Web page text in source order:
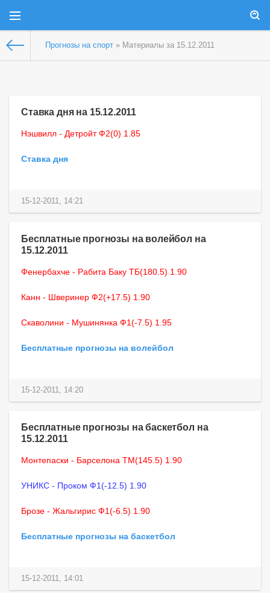
Прогнозы на спорт » Материалы за 15.12.2011
Ставка дня на 15.12.2011
Нэшвилл - Детройт Ф2(0) 1.85
Ставка дня
15-12-2011, 14:21
Бесплатные прогнозы на волейбол на
15.12.2011
Фенербахче - Рабита Баку ТБ(180.5) 1.90
Канн - Шверинер Ф2(+17.5) 1.90
Скаволини - Мушинянка Ф1(-7.5) 1.95
Бесплатные прогнозы на волейбол
15-12-2011, 14:20
Бесплатные прогнозы на баскетбол на
15.12.2011
Монтепаски - Барселона ТМ(145.5) 1.90
УНИКС - Проком Ф1(-12.5) 1.90
Брозе - Жальгирис Ф1(-6.5) 1.90
Бесплатные прогнозы на баскетбол
15-12-2011, 14:01